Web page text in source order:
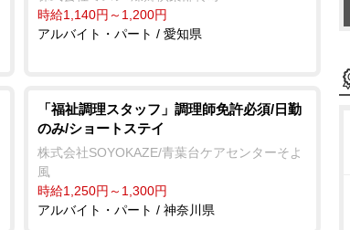
時給1,140円～1,200円
アルバイト・パート / 愛知県
「福祉調理スタッフ」調理師免許必須/日勤
のみ/ショートステイ
株式会社SOYOKAZE/青葉台ケアセンターそよ
風
時給1,250円～1,300円
アルバイト・パート / 神奈川県